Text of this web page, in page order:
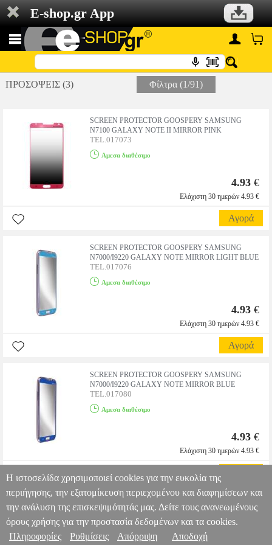
E-shop.gr App
ΠΡΟΣΟΨΕΙΣ (3) Φίλτρα (1/91)
SCREEN PROTECTOR GOOSPERY SAMSUNG
N7100 GALAXY NOTE II MIRROR PINK
TEL.017073
Αμεσα διαθέσιμο
4.93 €
Ελάχιστη 30 ημερών 4.93 €
Αγορά
SCREEN PROTECTOR GOOSPERY SAMSUNG
N7000/I9220 GALAXY NOTE MIRROR LIGHT BLUE
TEL.017076
Αμεσα διαθέσιμο
4.93 €
Ελάχιστη 30 ημερών 4.93 €
Αγορά
SCREEN PROTECTOR GOOSPERY SAMSUNG
N7000/I9220 GALAXY NOTE MIRROR BLUE
TEL.017080
Αμεσα διαθέσιμο
4.93 €
Ελάχιστη 30 ημερών 4.93 €
Πληροφορίες & Υπηρεσίες >
Η ιστοσελίδα χρησιμοποιεί cookies για την ευκολία της
περιήγησης, την εξατομίκευση περιεχομένου και διαφημίσεων και
την ανάλυση της επισκεψιμότητάς μας. Δείτε τους ανανεωμένους
όρους χρήσης για την προστασία δεδομένων και τα cookies.
Πληροφορίες
Ρυθμίσεις Απόρριψη Αποδοχή